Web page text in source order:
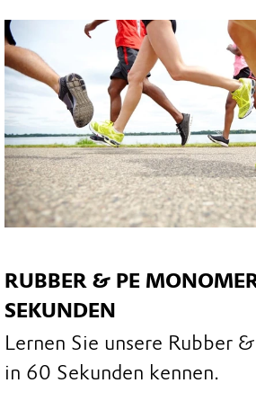
RUBBER & PE
SEKUNDEN
Lernen Sie unsere Rubber
in 60 Sekunden kennen.